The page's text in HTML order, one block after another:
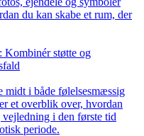
du kan skabe et rum, der
Kombinér støtte og
midt i både følelsesmæssig
et overblik over, hvordan
i den første tid
periode.